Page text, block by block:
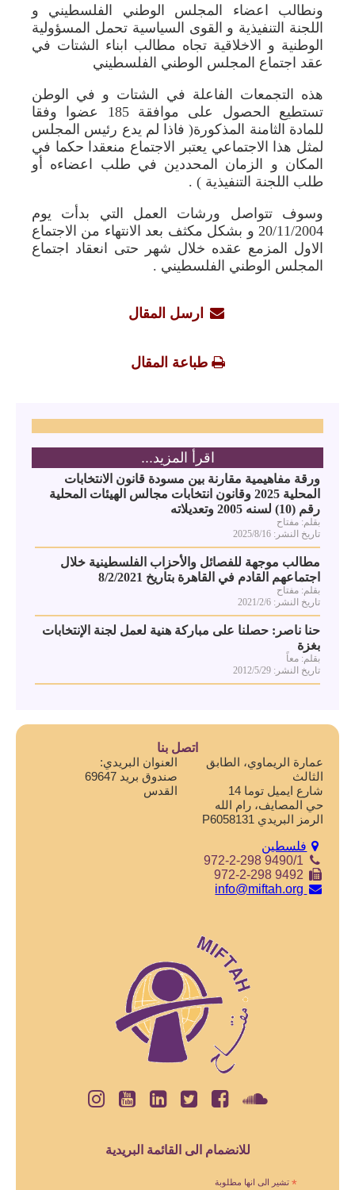
ونطالب اعضاء المجلس الوطني الفلسطيني و
اللجنة التنفيذية و القوى السياسية تحمل المسؤولية
الوطنية و الاخلاقية تجاه مطالب ابناء الشتات في
عقد اجتماع المجلس الوطني الفلسطيني
هذه التجمعات الفاعلة في الشتات و في الوطن
تستطيع الحصول على موافقة 185 عضوا وفقا
للمادة الثامنة المذكورة( فاذا لم يدع رئيس المجلس
لمثل هذا الاجتماعي يعتبر الاجتماع منعقدا حكما في
المكان و الزمان المحددين في طلب اعضاءه أو
طلب اللجنة التنفيذية ) .
وسوف تتواصل ورشات العمل التي بدأت يوم
20/11/2004 و بشكل مكثف بعد الانتهاء من الاجتماع
الاول المزمع عقده خلال شهر حتى انعقاد اجتماع
المجلس الوطني الفلسطيني .
ارسل المقال
طباعة المقال
اقرأ المزيد...
ورقة مفاهيمية مقارنة بين مسودة قانون الانتخابات
المحلية 2025 وقانون انتخابات مجالس الهيئات المحلية
رقم (10) لسنه 2005 وتعديلاته
بقلم: مفتاح
تاريخ النشر: 2025/8/16
مطالب موجهة للفصائل والأحزاب الفلسطينية خلال
اجتماعهم القادم في القاهرة بتاريخ 8/2/2021
بقلم: مفتاح
تاريخ النشر: 2021/2/6
حنا ناصر: حصلنا على مباركة هنية لعمل لجنة الإنتخابات
بغزة
بقلم: معاً
تاريخ النشر: 2012/5/29
اتصل بنا
العنوان البريدي:
صندوق بريد 69647
القدس
عمارة الريماوي، الطابق
الثالث
شارع ايميل توما 14
حي المصايف، رام الله
الرمز البريدي P6058131
فلسطين
972-2-298 9490/1
972-2-298 9492
للانضمام الى القائمة البريدية
* تشير الى انها مطلوبة